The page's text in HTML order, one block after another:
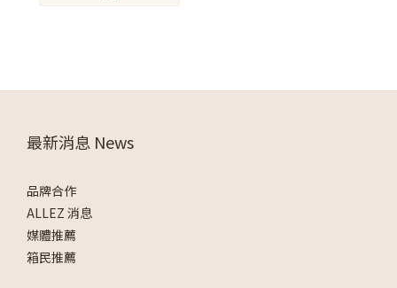
最新消息 News
品牌合作
ALLEZ 消息
媒體推薦
箱民推薦